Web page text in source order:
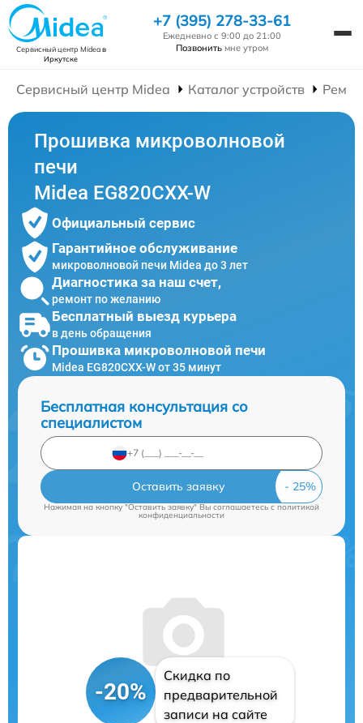
Сервисный центр Mideaв
Иркутске
+7 (395) 278-33-61
Ежедневно с 9:00 до 21:00
Позвонить мне утром
Сервисный центр Midea Каталог устройств
Прошивка микроволновой
печи
Midea EG820CXX-W
Официальный сервис
Гарантийное обслуживание
микроволновой печи Midea до 3 лет
Диагностика за наш счет,
ремонт по желанию
Бесплатный выезд курьера
в день обращения
Прошивка микроволновой печи
Midea EG820CXX-W от 35 минут
Бесплатная консультация со
специалистом
Оставить заявку
Нажимая на кнопку "Оставить заявку" Вы соглашаетесь cполитикой
конфиденциальности
-20%
Скидка по
предварительной
записи на сайте